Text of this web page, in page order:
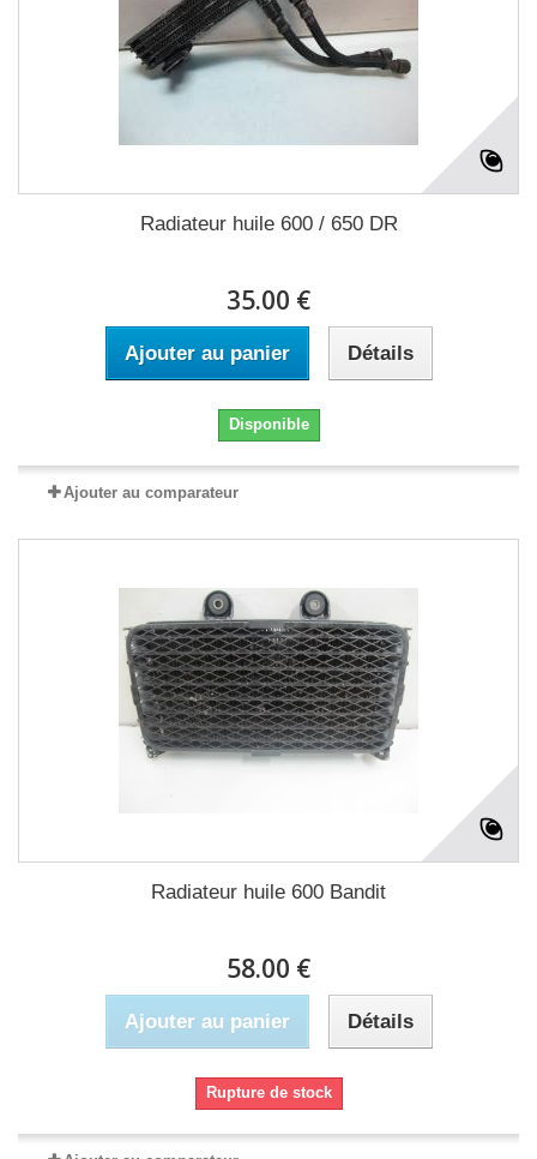
Radiateur huile 600 / 650 DR
35.00 €
Ajouter au panier Détails
Disponible
Ajouter au comparateur
Radiateur huile 600 Bandit
58.00 €
Ajouter au panier Détails
Rupture de stock